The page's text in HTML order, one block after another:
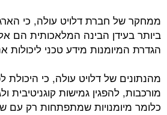
ממחקר של חברת דלויט עולה, כי
ביותר בעידן הבינה המלאכותית הם
הגדרת המיומנות מידע טכני ליכולות
מהנתונים של דלויט עולה, כי היכולת
מורכבות, להפגין גמישות קוגניטיבית
כלומר מיומנויות שמתפתחות רק עם